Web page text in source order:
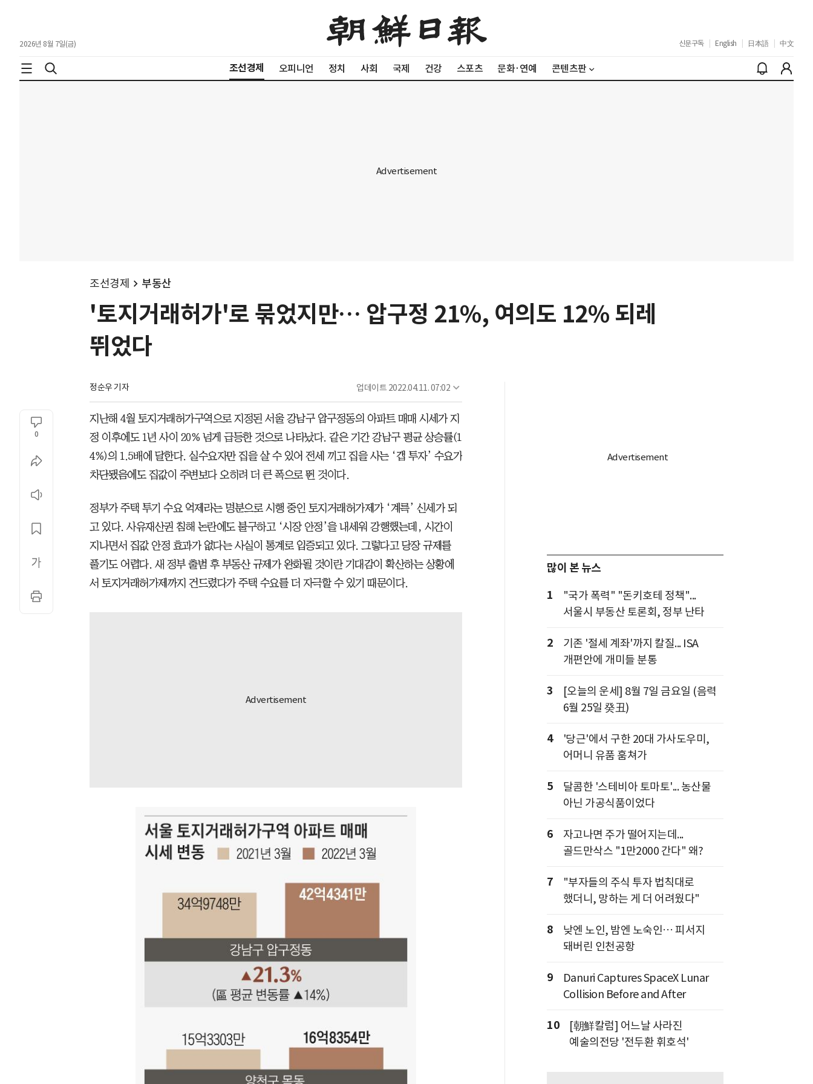
2026년 8월 7일(금) 신문구독 English 日本語 中文
조선경제 오피니언 정치 사회 국제 건강 스포츠 문화·연예 콘텐츠판
조선경제 부동산
'토지거래허가'로 묶었지만… 압구정 21%, 여의도 12% 되레
뛰었다
정순우 기자 업데이트 2022.04.11. 07:02
0
지난해 4월 토지거래허가구역으로 지정된 서울 강남구 압구정동의 아파트 매매 시세가 지
정 이후에도 1년 사이 20% 넘게 급등한 것으로 나타났다. 같은 기간 강남구 평균 상승률(1
4%)의 1.5배에 달한다. 실수요자만 집을 살 수 있어 전세 끼고 집을 사는 ‘갭 투자’ 수요가
차단됐음에도 집값이 주변보다 오히려 더 큰 폭으로 뛴 것이다.
정부가 주택 투기 수요 억제라는 명분으로 시행 중인 토지거래허가제가 ‘계륵’ 신세가 되
고 있다. 사유재산권 침해 논란에도 불구하고 ‘시장 안정’을 내세워 강행했는데, 시간이
지나면서 집값 안정 효과가 없다는 사실이 통계로 입증되고 있다. 그렇다고 당장 규제를
풀기도 어렵다. 새 정부 출범 후 부동산 규제가 완화될 것이란 기대감이 확산하는 상황에
서 토지거래허가제까지 건드렸다가 주택 수요를 더 자극할 수 있기 때문이다.
많이 본 뉴스
1
"국가 폭력" "돈키호테 정책"...
서울시 부동산 토론회, 정부 난타
2
기존 '절세 계좌'까지 칼질... ISA
개편안에 개미들 분통
3
[오늘의 운세] 8월 7일 금요일 (음력
6월 25일 癸丑)
4
'당근'에서 구한 20대 가사도우미,
어머니 유품 훔쳐가
5
달콤한 '스테비아 토마토'... 농산물
아닌 가공식품이었다
6
자고나면 주가 떨어지는데...
골드만삭스 "1만2000 간다" 왜?
7
"부자들의 주식 투자 법칙대로
했더니, 망하는 게 더 어려웠다"
8
낮엔 노인, 밤엔 노숙인… 피서지
돼버린 인천공항
9
Danuri Captures SpaceX Lunar
Collision Before and After
10
[朝鮮칼럼] 어느날 사라진
예술의전당 '전두환 휘호석'